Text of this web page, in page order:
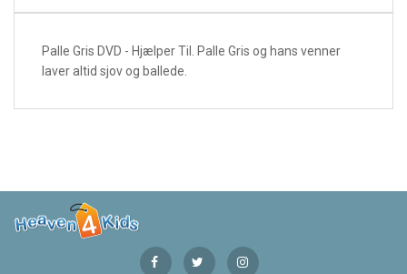
Palle Gris DVD - Hjælper Til. Palle Gris og hans venner
laver altid sjov og ballede.